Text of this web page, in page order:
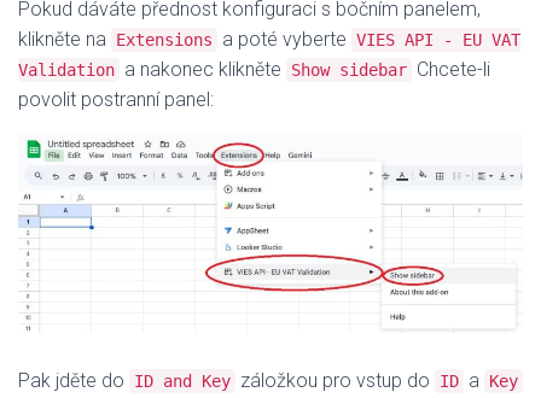
Pokud dáváte přednost konfiguraci s bočním panelem,
klikněte na Extensions a poté vyberte VIES API - EU VAT
Validation a nakonec klikněte Show sidebar Chcete-li
povolit postranní panel:
Pak jděte do ID and Key záložkou pro vstup do ID a Key